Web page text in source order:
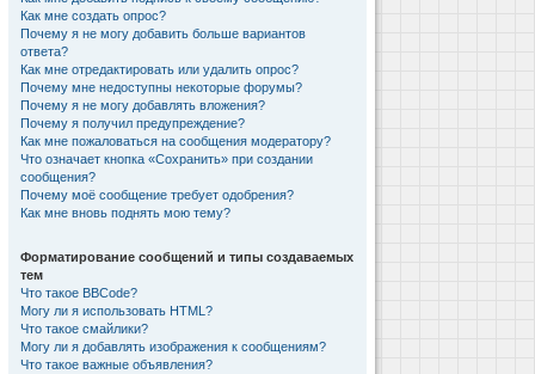
Как мне создать опрос?
Почему я не могу добавить больше вариантов
ответа?
Как мне отредактировать или удалить опрос?
Почему мне недоступны некоторые форумы?
Почему я не могу добавлять вложения?
Почему я получил предупреждение?
Как мне пожаловаться на сообщения модератору?
Что означает кнопка «Сохранить» при создании
сообщения?
Почему моё сообщение требует одобрения?
Как мне вновь поднять мою тему?
Форматирование сообщений и типы создаваемых
тем
Что такое BBCode?
Могу ли я использовать HTML?
Что такое смайлики?
Могу ли я добавлять изображения к сообщениям?
Что такое важные объявления?